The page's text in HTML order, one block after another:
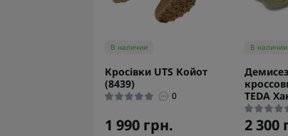
В наличии
Кросівки UTS Койот
(8439)
0
1 990 грн.
В наличии
TEDA
2 300